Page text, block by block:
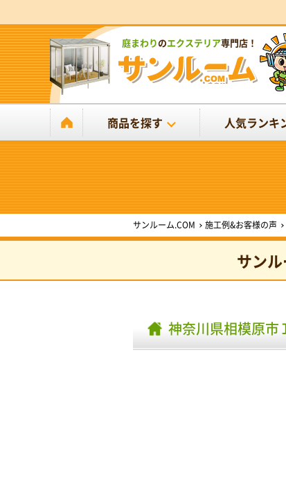
庭まわりのエクステリア専門店！
商品を探す 人気ランキ
サンルーム.COM 施工例&お客様の声
サン
神奈川県相模原市